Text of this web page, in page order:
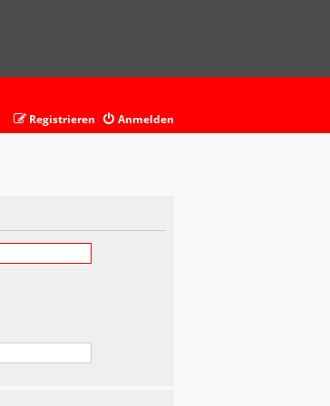
Anmelden
Registrieren